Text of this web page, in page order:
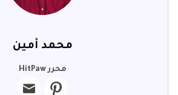
محمد أمين
محرر HitPaw